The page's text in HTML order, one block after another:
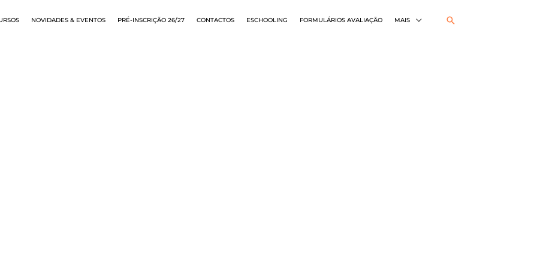
NOVIDADES & EVENTOS PRÉ-INSCRIÇÃO 26/27 CONTACTOS ESCHOOLING FORMULÁRIOS AVALIAÇÃO MAIS Pesquisar